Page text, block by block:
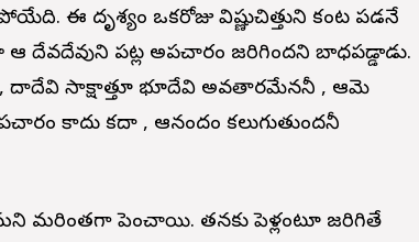
ఈ దృశ్యం ఒకరోజు విష్ణుచిత్తుని కంట పడనే
ఆ దేవదేవుని పట్ల అపచారం జరిగిందని బాధపడ్డాడు.
, గోదాదేవి సాక్షాత్తూ భూదేవి అవతారమేననీ , ఆమె
కాదు కదా , ఆనందం కలుగుతుందనీ
మరింతగా పెంచాయి. తనకు పెళ్లంటూ జరిగితే